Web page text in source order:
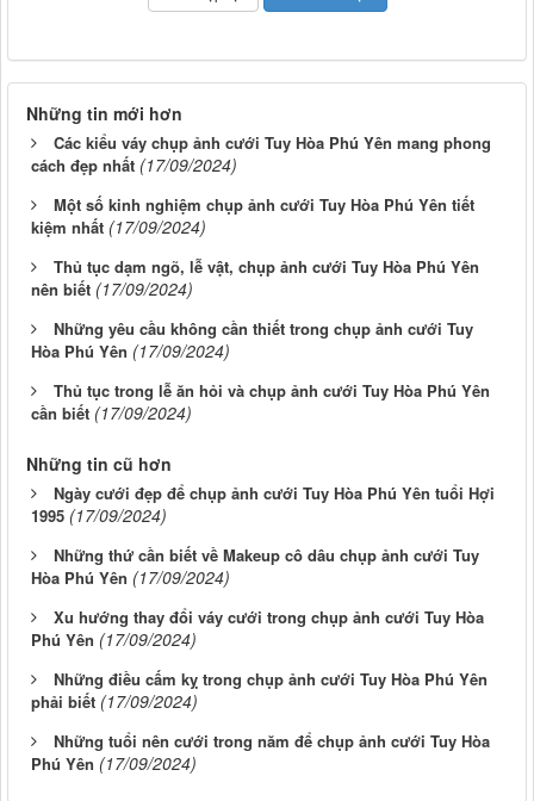
Những tin mới hơn
Các kiểu váy chụp ảnh cưới Tuy Hòa Phú Yên mang phong
cách đẹp nhất (17/09/2024)
Một số kinh nghiệm chụp ảnh cưới Tuy Hòa Phú Yên tiết
kiệm nhất (17/09/2024)
Thủ tục dạm ngõ, lễ vật, chụp ảnh cưới Tuy Hòa Phú Yên
nên biết (17/09/2024)
Những yêu cầu không cần thiết trong chụp ảnh cưới Tuy
Hòa Phú Yên (17/09/2024)
Thủ tục trong lễ ăn hỏi và chụp ảnh cưới Tuy Hòa Phú Yên
cần biết (17/09/2024)
Những tin cũ hơn
Ngày cưới đẹp để chụp ảnh cưới Tuy Hòa Phú Yên tuổi Hợi
1995 (17/09/2024)
Những thứ cần biết về Makeup cô dâu chụp ảnh cưới Tuy
Hòa Phú Yên (17/09/2024)
Xu hướng thay đổi váy cưới trong chụp ảnh cưới Tuy Hòa
Phú Yên (17/09/2024)
Những điều cấm kỵ trong chụp ảnh cưới Tuy Hòa Phú Yên
phải biết (17/09/2024)
Những tuổi nên cưới trong năm để chụp ảnh cưới Tuy Hòa
Phú Yên (17/09/2024)